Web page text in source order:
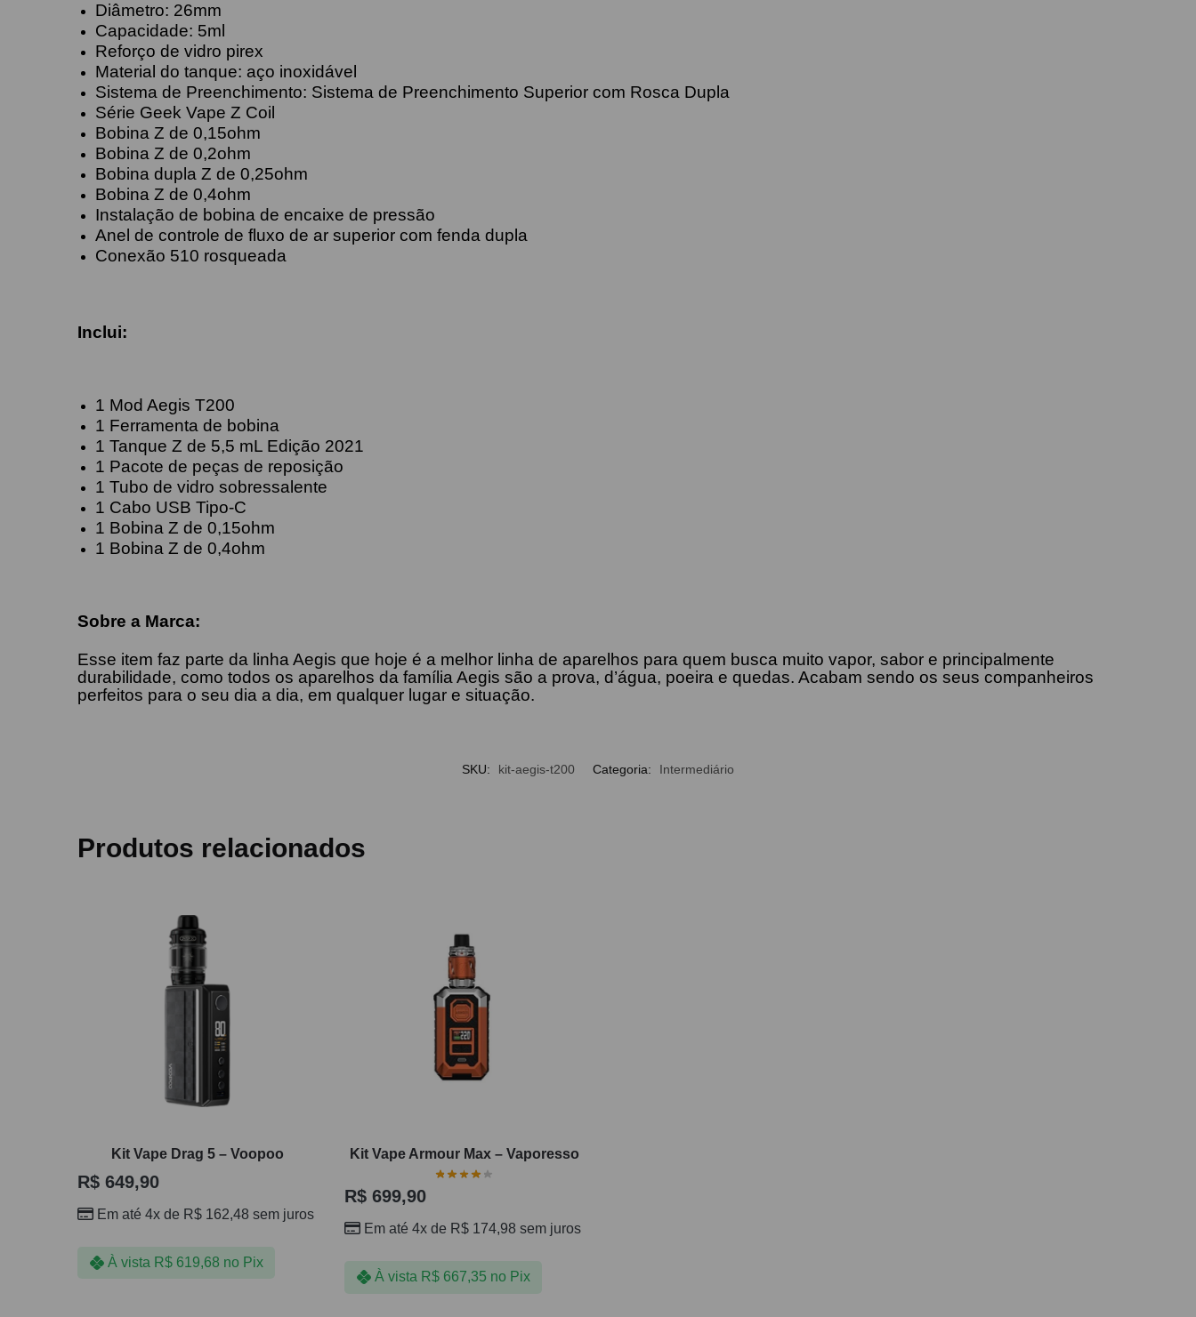
Diâmetro: 26mm
Capacidade: 5ml
Reforço de vidro pirex
Material do tanque: aço inoxidável
Sistema de Preenchimento: Sistema de Preenchimento Superior com Rosca Dupla
Série Geek Vape Z Coil
Bobina Z de 0,15ohm
Bobina Z de 0,2ohm
Bobina dupla Z de 0,25ohm
Bobina Z de 0,4ohm
Instalação de bobina de encaixe de pressão
Anel de controle de fluxo de ar superior com fenda dupla
Conexão 510 rosqueada
Inclui:
1 Mod Aegis T200
1 Ferramenta de bobina
1 Tanque Z de 5,5 mL Edição 2021
1 Pacote de peças de reposição
1 Tubo de vidro sobressalente
1 Cabo USB Tipo-C
1 Bobina Z de 0,15ohm
1 Bobina Z de 0,4ohm
Sobre a Marca:
Esse item faz parte da linha Aegis que hoje é a melhor linha de aparelhos para quem busca muito vapor, sabor e principalmente
durabilidade, como todos os aparelhos da família Aegis são a prova, d’água, poeira e quedas. Acabam sendo os seus companheiros
perfeitos para o seu dia a dia, em qualquer lugar e situação.
SKU: kit-aegis-t200 Categoria: Intermediário
Produtos relacionados
Kit Vape Drag 5 – Voopoo
R$ 649,90
Em até 4x de R$ 162,48 sem juros
À vista R$619,68 no Pix
Kit Vape Armour Max – Vaporesso
R$ 699,90
Em até 4x de R$ 174,98 sem juros
À vista R$667,35 no Pix